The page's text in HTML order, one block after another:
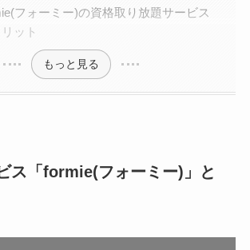
フォーミー)の資格取り放題サービス
ット
もっと見る
ス「formie(フォーミー)」と